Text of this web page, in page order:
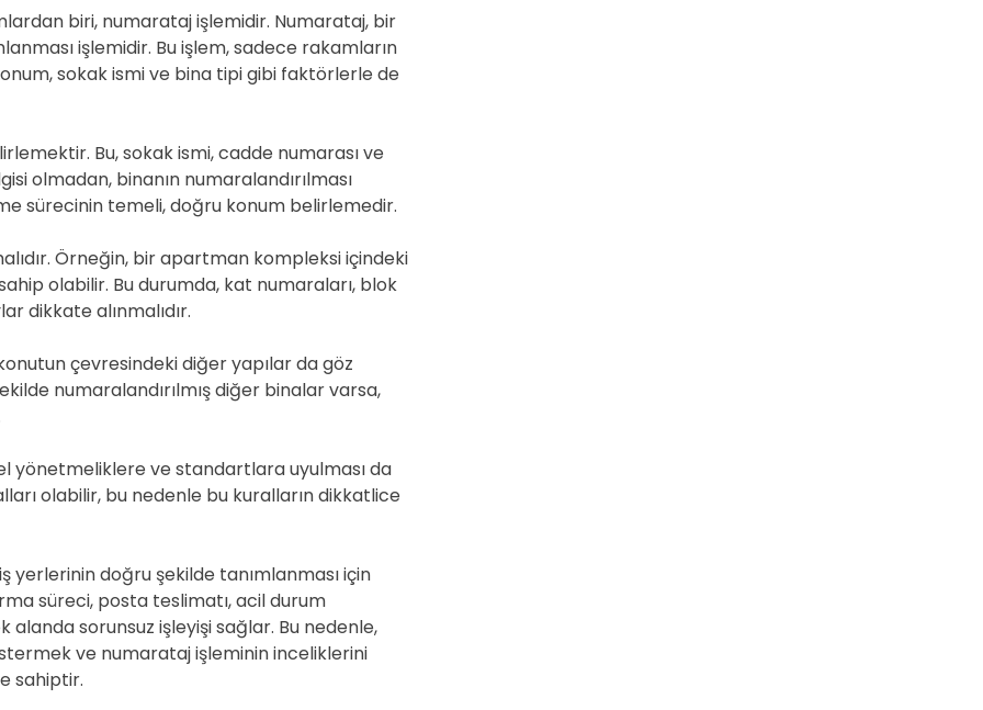
biri, numarataj işlemidir. Numarataj, bir
işlemidir. Bu işlem, sadece rakamların
sokak ismi ve bina tipi gibi faktörlerle de
Bu, sokak ismi, cadde numarası ve
olmadan, binanın numaralandırılması
sürecinin temeli, doğru konum belirlemedir.
Örneğin, bir apartman kompleksi içindeki
olabilir. Bu durumda, kat numaraları, blok
dikkate alınmalıdır.
çevresindeki diğer yapılar da göz
numaralandırılmış diğer binalar varsa,
yönetmeliklere ve standartlara uyulması da
olabilir, bu nedenle bu kuralların dikkatlice
yerlerinin doğru şekilde tanımlanması için
süreci, posta teslimatı, acil durum
sorunsuz işleyişi sağlar. Bu nedenle,
ve numarataj işleminin inceliklerini
sahiptir.